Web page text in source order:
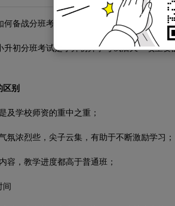
备战分班考试。
升初分班考试是小升初升学考试后又一项重
别
学校师资的重中之重；
浓烈些，尖子云集，有助于不断激励学习；
，教学进度都高于普通班；